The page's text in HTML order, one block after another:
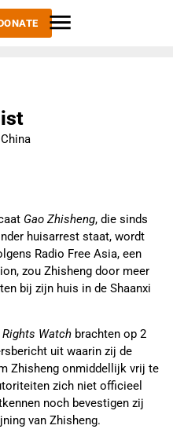
China
Gao Zhisheng, die sinds
huisarrest staat, wordt
Radio Free Asia, een
zou Zhisheng door meer
bij zijn huis in de Shaanxi
Watch brachten op 2
uit waarin zij de
Zhisheng onmiddellijk vrij te
zich niet officieel
noch bevestigen zij
van Zhisheng.